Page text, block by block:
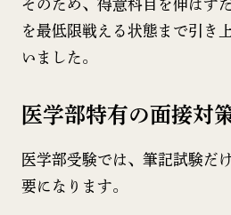
そのため、得意科目を伸ばす
を最低限戦える状態まで引き
いました。
医学部特有の面接対
医学部受験では、筆記試験だ
要になります。